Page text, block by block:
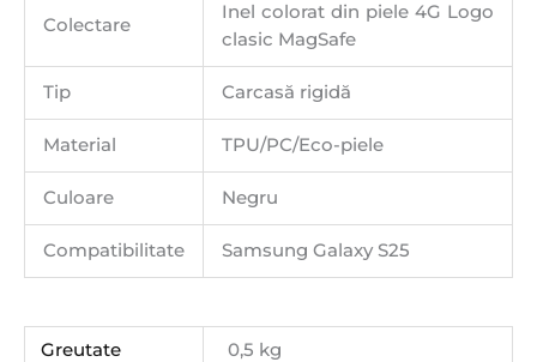
Colectare
Inel colorat din piele 4G Logo
clasic MagSafe
Tip Carcasă rigidă
Material TPU/PC/Eco-piele
Culoare Negru
Compatibilitate Samsung Galaxy S25
Greutate 0,5 kg